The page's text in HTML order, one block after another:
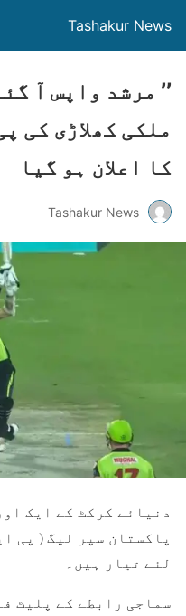
Tashakur News
’’ مرشد واپس آ
ملکی کھلاڑی کی
کا اعلان ہو گیا
Tashakur News
دنیائے کرکٹ کے ایک
لئے تیار ہیں۔
سماجی رابطے کے پلیٹ